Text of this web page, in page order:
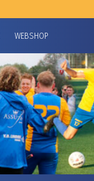
WEBSHOP